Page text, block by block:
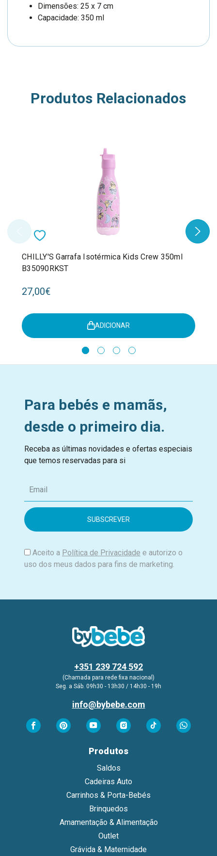
Dimensões: 25 x 7 cm
Capacidade: 350 ml
Produtos Relacionados
CHILLY'S Garrafa Isotérmica Kids Crew 350ml
B35090RKST
27,00€
ADICIONAR
Para bebés e mamãs,
desde o primeiro dia.
Receba as últimas novidades e ofertas especiais
que temos reservadas para si
m
i
Aceito a Política de Privacidade e autorizo o
uso dos meus dados para fins de marketing.
+351 239 724 592
(Chamada para rede fixa nacional)
Seg. a Sáb. 09h30 - 13h30 / 14h30 - 19h
info@bybebe.com
Produtos
Saldos
Cadeiras Auto
Carrinhos & Porta-Bebés
Brinquedos
Amamentação & Alimentação
Outlet
Grávida & Maternidade